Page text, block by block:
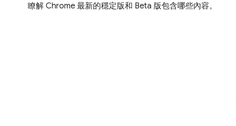
瞭解 Chrome 最新的穩定版和 Beta 版包含哪些內容。